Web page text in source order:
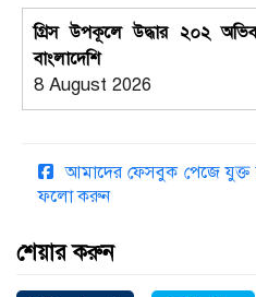
গ্রিস উপকূলে উদ্ধার ২০২
বাংলাদেশি
8 August 2026
আমাদের ফেসবুক পেজে যুক্ত
ফলো করুন
শেয়ার করুন